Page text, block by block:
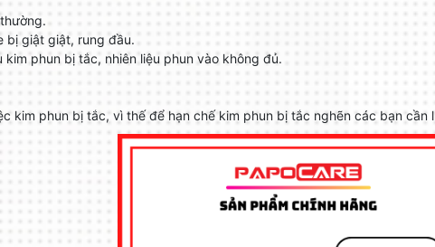
bị giật giật, rung đầu.
phun bị tắc, nhiên liệu phun vào không đủ.
kim phun bị tắc, vì thế để hạn chế kim phun bị tắc nghẽn các bạn